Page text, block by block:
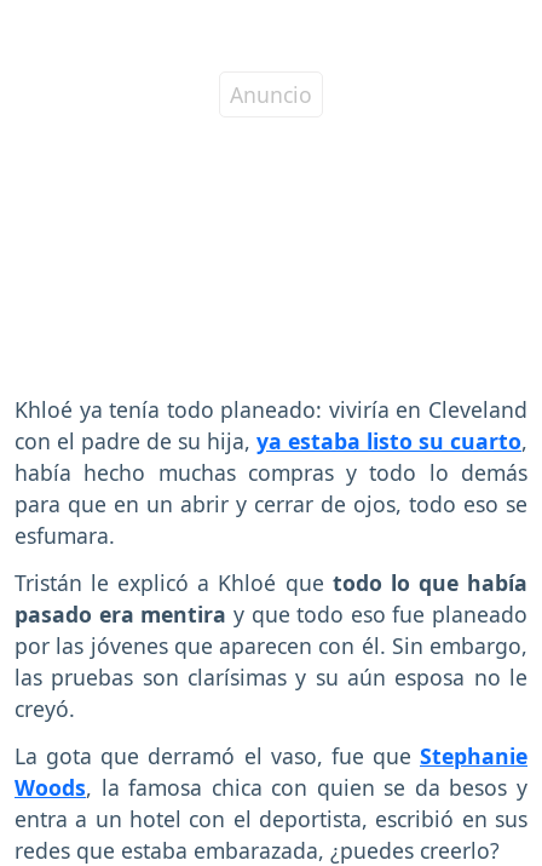
Khloé ya tenía todo planeado: viviría en Cleveland
con el padre de su hija, ya estaba listo su cuarto,
había hecho muchas compras y todo lo demás
para que en un abrir y cerrar de ojos, todo eso se
esfumara.
Tristán le explicó a Khloé que todo lo que había
pasado era mentira y que todo eso fue planeado
por las jóvenes que aparecen con él. Sin embargo,
las pruebas son clarísimas y su aún esposa no le
creyó.
La gota que derramó el vaso, fue que Stephanie
Woods, la famosa chica con quien se da besos y
entra a un hotel con el deportista, escribió en sus
redes que estaba embarazada, ¿puedes creerlo?